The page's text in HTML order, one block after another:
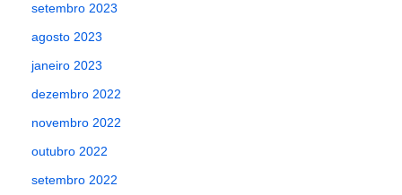
setembro 2023
agosto 2023
janeiro 2023
dezembro 2022
novembro 2022
outubro 2022
setembro 2022